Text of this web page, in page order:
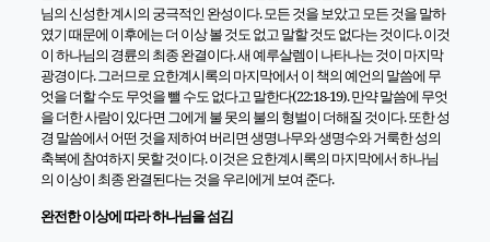
님의 신성한 계시의 궁극적인 완성이다.모든 것을 보았고 모든 것을 말하
였기 때문에 이후에는 더 이상 볼 것도 없고 말할 것도 없다는 것이다.이것
이 하나님의 경륜의 최종 완결이다.새 예루살렘이 나타나는 것이 마지막
광경이다.그러므로 요한계시록의 마지막에서 이 책의 예언의 말씀에 무
엇을 더할 수도 무엇을 뺄 수도 없다고 말한다(22:18-19).만약 말씀에 무엇
을 더한 사람이 있다면 그에게 불 못의 불의 형벌이 더해질 것이다.또한 성
경 말씀에서 어떤 것을 제하여 버리면 생명나무와 생명수와 거룩한 성의
축복에 참여하지 못할 것이다.이것은 요한계시록의 마지막에서 하나님
의 이상이 최종 완결된다는 것을 우리에게 보여 준다.
완전한 이상에 따라 하나님을 섬김